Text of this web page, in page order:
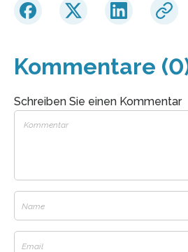
Kommentare
Schreiben Sie einen Kommentar